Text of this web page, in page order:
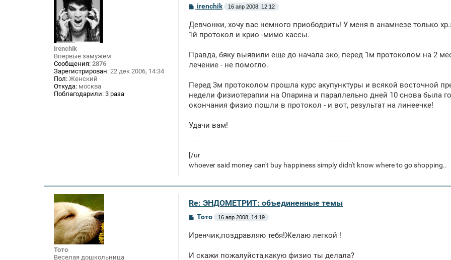
irenchik
Впервые замужем
Сообщения: 2876
Зарегистрирован: 22 дек 2006, 14:34
Пол: Женский
Откуда: москва
Поблагодарили: 3 раза
С
б
щ
и
irenchik 16 апр 2008, 12:12
Девчонки, хочу вас немного приободрить! У меня в анамнезе только
1й протокол и крио -мимо кассы.
Правда, бяку выявили еще до начала эко, перед 1м протоколом на 2
лечение - не помогло.
Перед 3м протоколом прошла курс акупунктуры и всякой восточной
недели физиотерапии на Опарина и параллельно дней 10 снова была
окончания физио пошли в протокол - и вот, результат на линеечке!
Удачи вам!
[/ur
whoever said money can't buy happiness simply didn't know where to go shopping..
Тото
Веселая дошкольница
Re: ЭНДОМЕТРИТ: объединенные темы
С
б
н
Тото 16 апр 2008, 14:19
Иренчик,поздравляю тебя!Желаю легкой !
И скажи пожалуйста,какую физио ты делала?